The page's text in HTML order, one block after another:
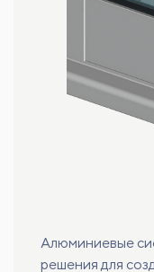
Алюминиевые
решения для